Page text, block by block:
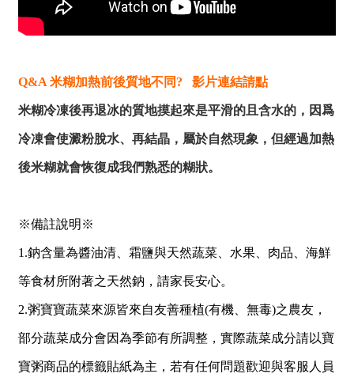
Q&A 米糊加熱前後質地不同? 影片連結請點
米糊冷凍後再退冰的質地摸起來是平滑的且含水的，因爲
冷凍會使澱粉脫水、再結晶，屬於自然現象，但經過加熱
後米糊就會恢復成我們熟悉的糊狀。
※備註說明※
1.鈉含量為醬油清、霜鹽與天然蔬菜、水果、肉品、海鮮
等食材所附著之天然鈉，請家長安心。
2.粥寶寶蔬菜來源皆來自友善種植(有機、無毒)之農友，
部分蔬菜成分會因為季節有所調整，實際蔬菜成分請以寶
寶粥商品的標籤貼紙為主，若有任何問題歡迎與客服人員